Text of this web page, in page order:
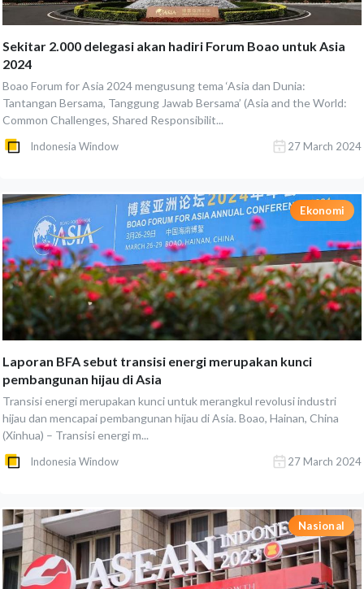
Sekitar 2.000 delegasi akan hadiri Forum Boao untuk Asia
2024
Boao Forum for Asia 2024 mengusung tema ‘Asia dan Dunia:
Tantangan Bersama, Tanggung Jawab Bersama’ (Asia and the World:
Common Challenges, Shared Responsibilit...
Indonesia Window 27 March 2024
Ekonomi
Laporan BFA sebut transisi energi merupakan kunci
pembangunan hijau di Asia
Transisi energi merupakan kunci untuk merangkul revolusi industri
hijau dan mencapai pembangunan hijau di Asia. Boao, Hainan, China
(Xinhua) – Transisi energi m...
Indonesia Window 27 March 2024
Nasional